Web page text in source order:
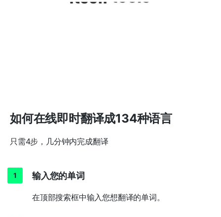
如何在线即时翻译成134种语言
只需4步，几分钟内完成翻译
输入您的单词
在顶部搜索框中输入您想翻译的单词。